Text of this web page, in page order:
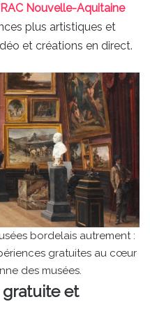
Nouvelle-Aquitaine
plus artistiques et
et créations en direct.
bordelais autrement :
gratuites au cœur
des musées.
et